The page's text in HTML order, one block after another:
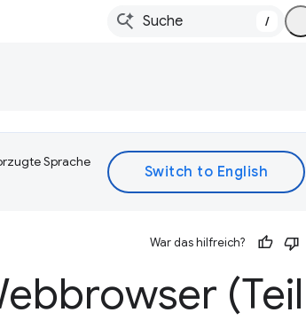
/
Sprache
War das hilfreich?
(Teil